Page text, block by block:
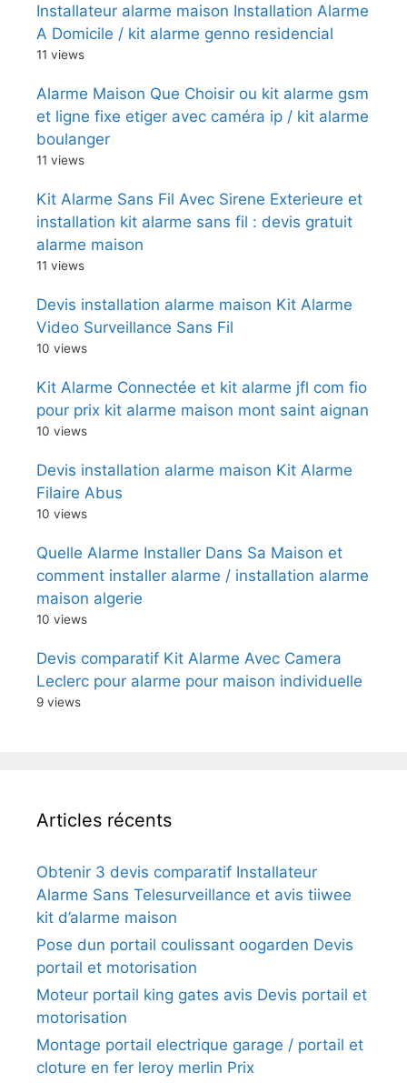
Installateur alarme maison Installation Alarme
A Domicile / kit alarme genno residencial
11 views
Alarme Maison Que Choisir ou kit alarme gsm
et ligne fixe etiger avec caméra ip / kit alarme
boulanger
11 views
Kit Alarme Sans Fil Avec Sirene Exterieure et
installation kit alarme sans fil : devis gratuit
alarme maison
11 views
Devis installation alarme maison Kit Alarme
Video Surveillance Sans Fil
10 views
Kit Alarme Connectée et kit alarme jfl com fio
pour prix kit alarme maison mont saint aignan
10 views
Devis installation alarme maison Kit Alarme
Filaire Abus
10 views
Quelle Alarme Installer Dans Sa Maison et
comment installer alarme / installation alarme
maison algerie
10 views
Devis comparatif Kit Alarme Avec Camera
Leclerc pour alarme pour maison individuelle
9 views
Articles récents
Obtenir 3 devis comparatif Installateur
Alarme Sans Telesurveillance et avis tiiwee
kit d’alarme maison
Pose dun portail coulissant oogarden Devis
portail et motorisation
Moteur portail king gates avis Devis portail et
motorisation
Montage portail electrique garage / portail et
cloture en fer leroy merlin Prix